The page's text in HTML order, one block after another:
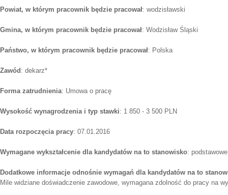
Powiat, w którym pracownik będzie pracował: wodzisławski
Gmina, w którym pracownik będzie pracował: Wodzisław Śląski
Państwo, w którym pracownik będzie pracował: Polska
Zawód : dekarz*
Forma zatrudnienia: Umowa o pracę
Wysokość wynagrodzenia i typ stawki: 1 850 - 3 500 PLN
Data rozpoczęcia pracy: 07.01.2016
Wymagane wykształcenie dla kandydatów na to stanowisko: podstawowe
Dodatkowe informacje odnośnie wymagań dla kandydatów na to
Mile widziane doświadczenie zawodowe, wymagana zdolność do pracy na